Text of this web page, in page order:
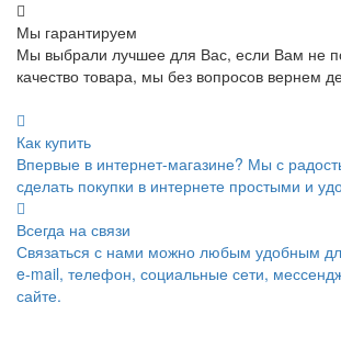
Мы гарантируем
Мы выбрали лучшее для Вас, если Вам не
качество товара, мы без вопросов вернем
Как купить
Впервые в интернет-магазине? Мы с
сделать покупки в интернете простыми и
Всегда на связи
Связаться с нами можно любым удобным
e-mail, телефон, социальные сети,
сайте.